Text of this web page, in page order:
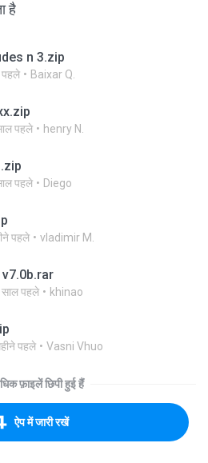
है
n 3.zip
पहले Baixar Q.
पहले henry N.
पहले Diego
पहले vladimir M.
पहले khinao
पहले Vasni Vhuo
फ़ाइलें छिपी हुई हैं
ऐप में जारी रखें